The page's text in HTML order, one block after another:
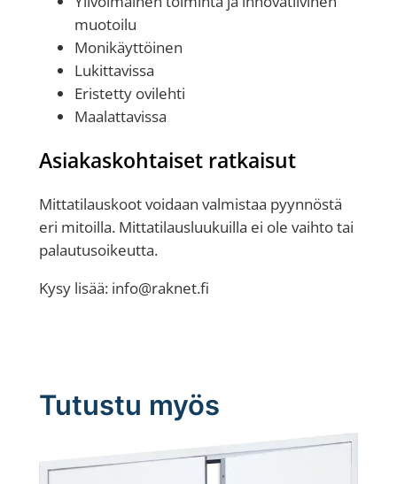
muotoilu
Monikäyttöinen
Lukittavissa
Eristetty ovilehti
Maalattavissa
Asiakaskohtaiset ratkaisut
Mittatilauskoot voidaan valmistaa pyynnöstä
eri mitoilla. Mittatilausluukuilla ei ole vaihto tai
palautusoikeutta.
Kysy lisää: info@raknet.fi
Tutustu myös